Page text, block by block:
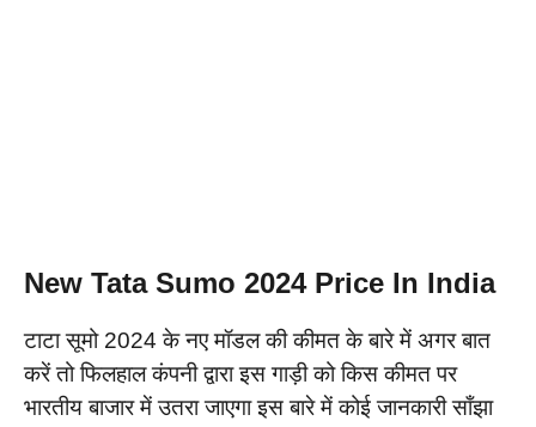
New Tata Sumo 2024 Price In India
टाटा सूमो 2024 के नए मॉडल की कीमत के बारे में अगर बात
करें तो फिलहाल कंपनी द्वारा इस गाड़ी को किस कीमत पर
भारतीय बाजार में उतरा जाएगा इस बारे में कोई जानकारी साँझा